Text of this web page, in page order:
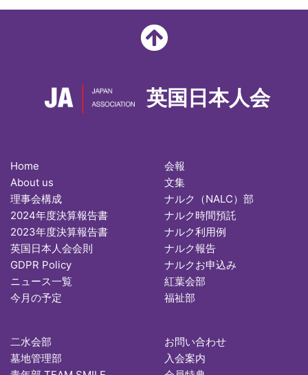
英国日本人会
Home
About us
理事会構成
2024年度決算報告書
2023年度決算報告書
英国日本人会会則
GDPR Policy
ニュース一覧
今月の予定
会報
文集
ナルク（NALC）部
ナルク時間預託
ナルク利用例
ナルク報告
ナルクお申込み
紅葉会部
福祉部
二水会部
墓地管理部
お問い合わせ
入会案内